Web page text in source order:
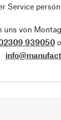
Service
uns von
939050